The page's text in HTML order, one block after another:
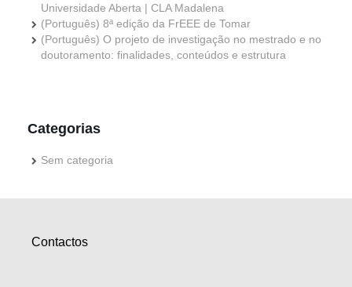
Universidade Aberta | CLA Madalena
(Português) 8ª edição da FrEEE de Tomar
(Português) O projeto de investigação no mestrado e no
doutoramento: finalidades, conteúdos e estrutura
Categorias
Sem categoria
Contactos